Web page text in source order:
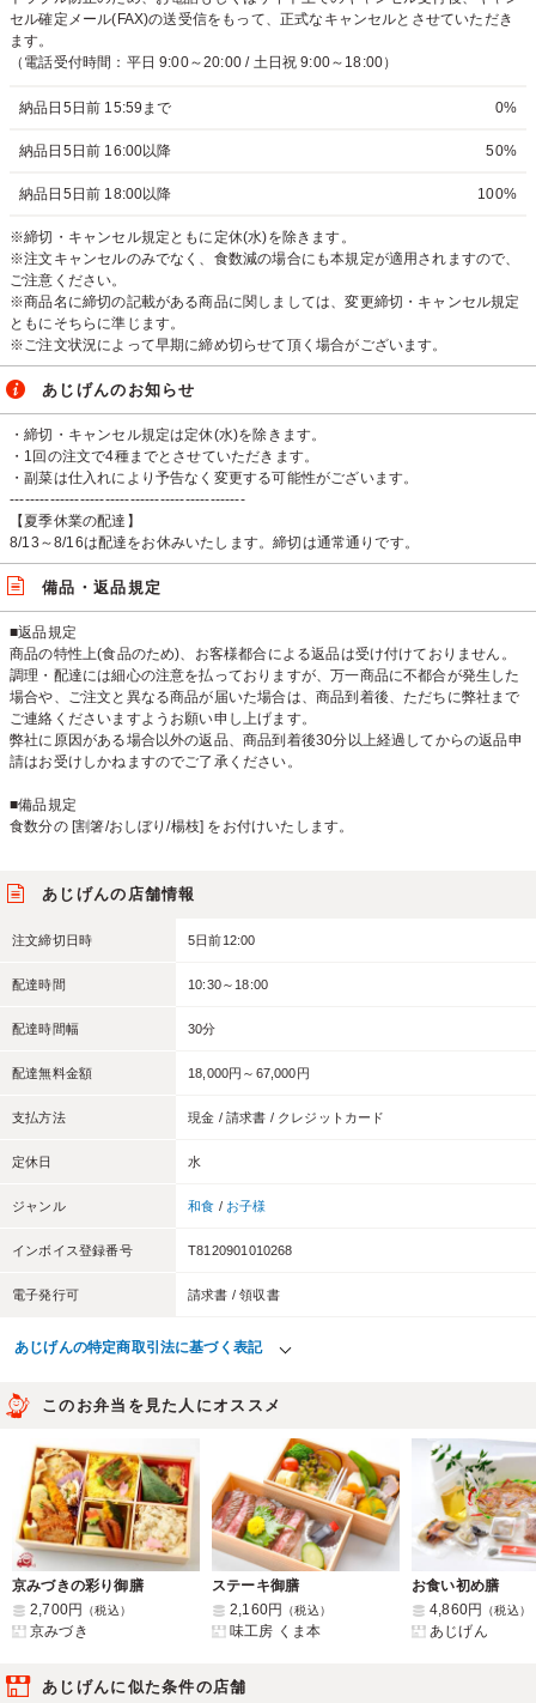
セル確定メール(FAX)の送受信をもって、正式なキャンセルとさせていただき
ます。
（電話受付時間：平日 9:00～20:00 / 土日祝 9:00～18:00）
納品日5日前 15:59まで 0%
納品日5日前 16:00以降 50%
納品日5日前 18:00以降 100%
※締切・キャンセル規定ともに定休(水)を除きます。
※注文キャンセルのみでなく、食数減の場合にも本規定が適用されますので、
ご注意ください。
※商品名に締切の記載がある商品に関しましては、変更締切・キャンセル規定
ともにそちらに準じます。
※ご注文状況によって早期に締め切らせて頂く場合がございます。
あじげんのお知らせ
・締切・キャンセル規定は定休(水)を除きます。
・1回の注文で4種までとさせていただきます。
・副菜は仕入れにより予告なく変更する可能性がございます。
-----------------------------------------------
【夏季休業の配達】
8/13～8/16は配達をお休みいたします。締切は通常通りです。
備品・返品規定
■返品規定
商品の特性上(食品のため)、お客様都合による返品は受け付けておりません。
調理・配達には細心の注意を払っておりますが、万一商品に不都合が発生した
場合や、ご注文と異なる商品が届いた場合は、商品到着後、ただちに弊社まで
ご連絡くださいますようお願い申し上げます。
弊社に原因がある場合以外の返品、商品到着後30分以上経過してからの返品申
請はお受けしかねますのでご了承ください。
■備品規定
食数分の [割箸/おしぼり/楊枝] をお付けいたします。
あじげんの店舗情報
注文締切日時 5日前12:00
配達時間 10:30～18:00
配達時間幅 30分
配達無料金額 18,000円～67,000円
支払方法 現金 / 請求書 / クレジットカード
定休日 水
ジャンル 和食 / お子様
インボイス登録番号 T8120901010268
電子発行可 請求書 / 領収書
あじげんの特定商取引法に基づく表記
このお弁当を見た人にオススメ
京みづきの彩り御膳
2,700円
（税込）
京みづき
ステーキ御膳
2,160円
（税込）
味工房 くま本
お食い初め膳
4,860円
（税込）
あじげん
あじげんに似た条件の店舗